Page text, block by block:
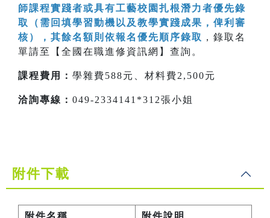
師課程實踐者或具有工藝校園扎根潛力者優先錄
取（需回填學習動機以及教學實踐成果，俾利審
核），其餘名額則依報名優先順序錄取 ，錄取名
單請至【全國在職進修資訊網】查詢。
課程費用： 學雜費588元、材料費2,500元
洽詢專線： 049-2334141*312張小姐
附件下載